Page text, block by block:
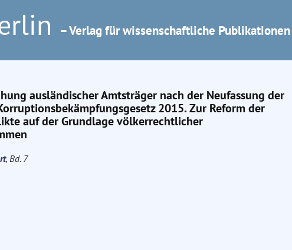
– Verlag für wissenschaftliche Publikationen
ausländischer Amtsträger nach der Neufassung der
2015. Zur Reform der
auf der Grundlage völkerrechtlicher
, Bd. 7